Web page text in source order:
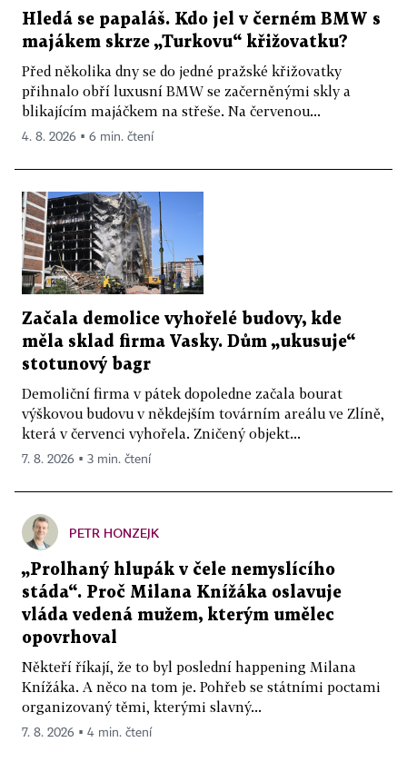
Hledá se papaláš. Kdo jel v černém BMW s
majákem skrze „Turkovu“ křižovatku?
Před několika dny se do jedné pražské křižovatky
přihnalo obří luxusní BMW se začerněnými skly a
blikajícím majáčkem na střeše. Na červenou...
4. 8. 2026 ▪ 6 min. čtení
Začala demolice vyhořelé budovy, kde
měla sklad firma Vasky. Dům „ukusuje“
stotunový bagr
Demoliční firma v pátek dopoledne začala bourat
výškovou budovu v někdejším továrním areálu ve Zlíně,
která v červenci vyhořela. Zničený objekt...
7. 8. 2026 ▪ 3 min. čtení
PETR HONZEJK
„Prolhaný hlupák v čele nemyslícího
stáda“. Proč Milana Knížáka oslavuje
vláda vedená mužem, kterým umělec
opovrhoval
Někteří říkají, že to byl poslední happening Milana
Knížáka. A něco na tom je. Pohřeb se státními poctami
organizovaný těmi, kterými slavný...
7. 8. 2026 ▪ 4 min. čtení